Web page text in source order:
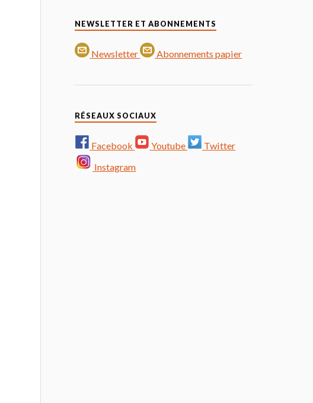
NEWSLETTER ET ABONNEMENTS
Newsletter Abonnements papier
RÉSEAUX SOCIAUX
Facebook Youtube
Twitter
Instagram